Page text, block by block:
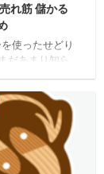
れ筋 儲かる
使ったせどり
だあまり知ら
ィサイトをご
。 ジモティー
というサイト
根差したフリ
どのコミュニ
トです。家具家